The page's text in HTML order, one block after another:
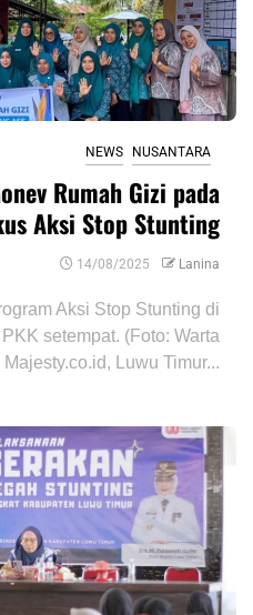
NEWS NUSANTARA
Rumah Gizi pada
Aksi Stop Stunting
14/08/2025 Lanina
Aksi Stop Stunting di
setempat. (Foto: Warta
Majesty.co.id, Luwu Timur...